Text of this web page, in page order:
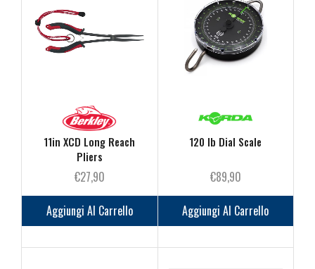
11in XCD Long Reach
Pliers
€27,90
Aggiungi Al Carrello
120 lb Dial Scale
€89,90
Aggiungi Al Carrello